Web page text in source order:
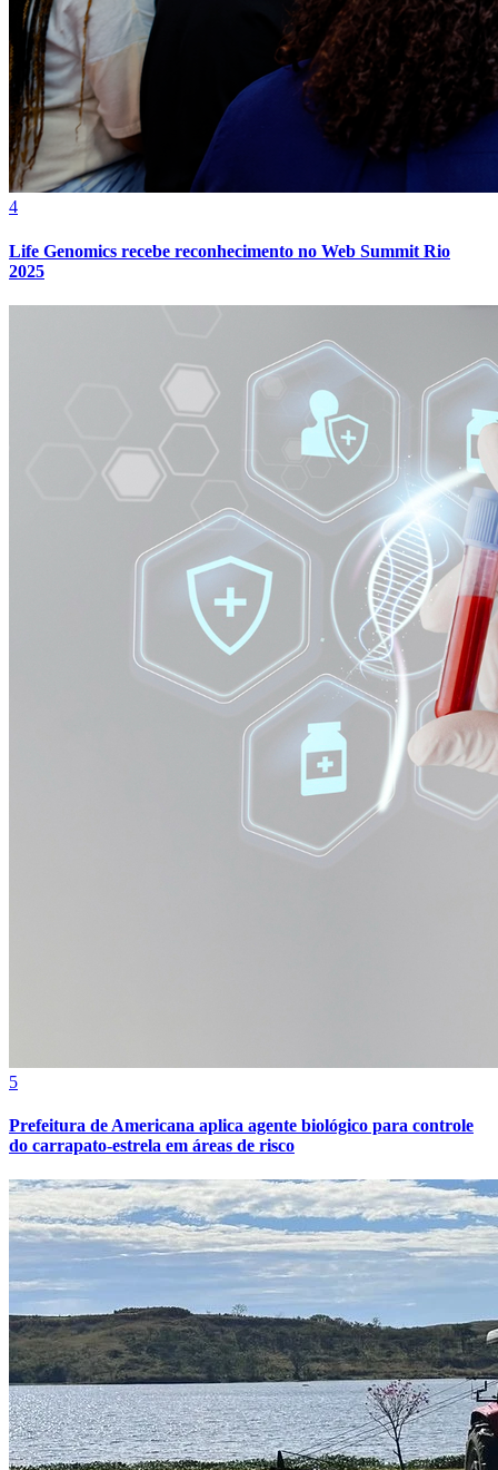
4
Life Genomics recebe reconhecimento no Web Summit Rio
2025
5
Prefeitura de Americana aplica agente biológico para controle
do carrapato-estrela em áreas de risco